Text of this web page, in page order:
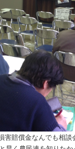
賠償金なんでも相